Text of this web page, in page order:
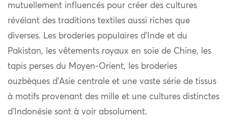
mutuellement influencés pour créer des cultures
révélant des traditions textiles aussi riches que
diverses. Les broderies populaires d’Inde et du
Pakistan, les vêtements royaux en soie de Chine, les
tapis perses du Moyen-Orient, les broderies
ouzbèques d’Asie centrale et une vaste série de tissus
à motifs provenant des mille et une cultures distinctes
d’Indonésie sont à voir absolument.